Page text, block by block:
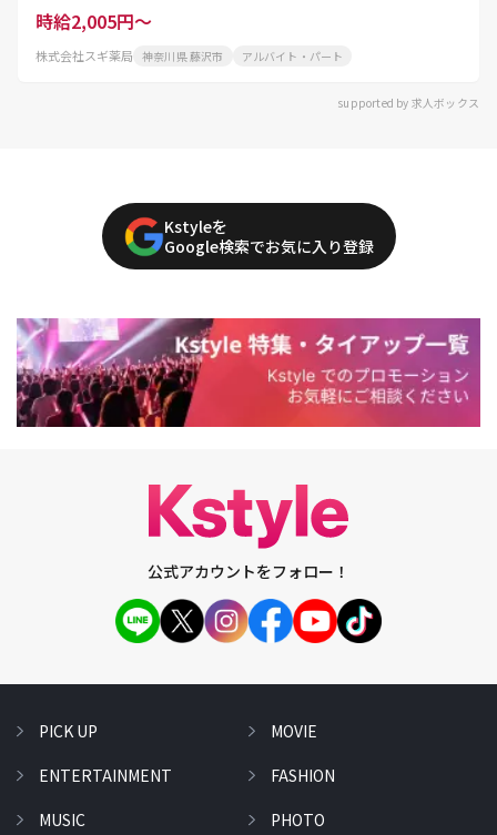
時給2,005円～
株式会社スギ薬局 神奈川県 藤沢市 アルバイト・パート
supported by 求人ボックス
Kstyleを
Google検索でお気に入り登録
公式アカウントをフォロー！
PICK UP
ENTERTAINMENT
MUSIC
MOVIE
FASHION
PHOTO